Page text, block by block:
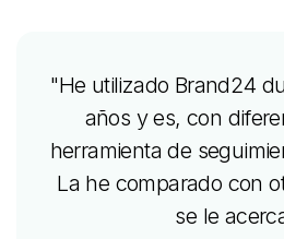
"He utilizado Brand24
años y es, con
herramienta de
La he comparado con
se le